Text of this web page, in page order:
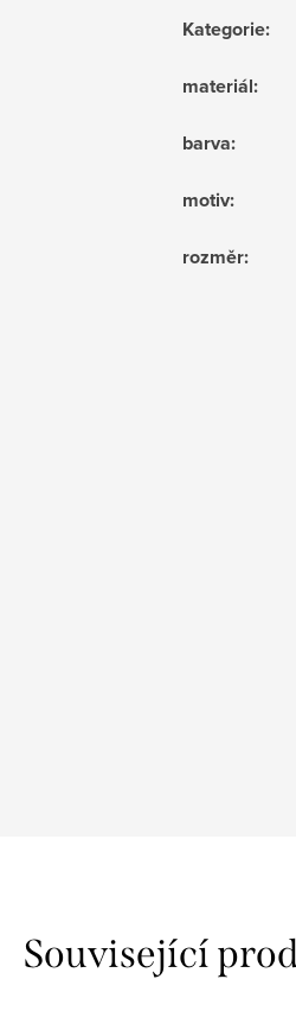
Kategorie:
materiál:
barva:
motiv:
rozměr:
Související